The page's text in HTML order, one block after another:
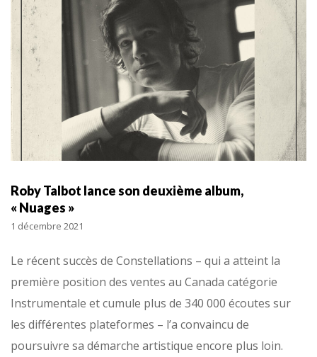
Roby Talbot lance son deuxième album,
« Nuages »
1 décembre 2021
Le récent succès de Constellations – qui a atteint la
première position des ventes au Canada catégorie
Instrumentale et cumule plus de 340 000 écoutes sur
les différentes plateformes – l’a convaincu de
poursuivre sa démarche artistique encore plus loin.